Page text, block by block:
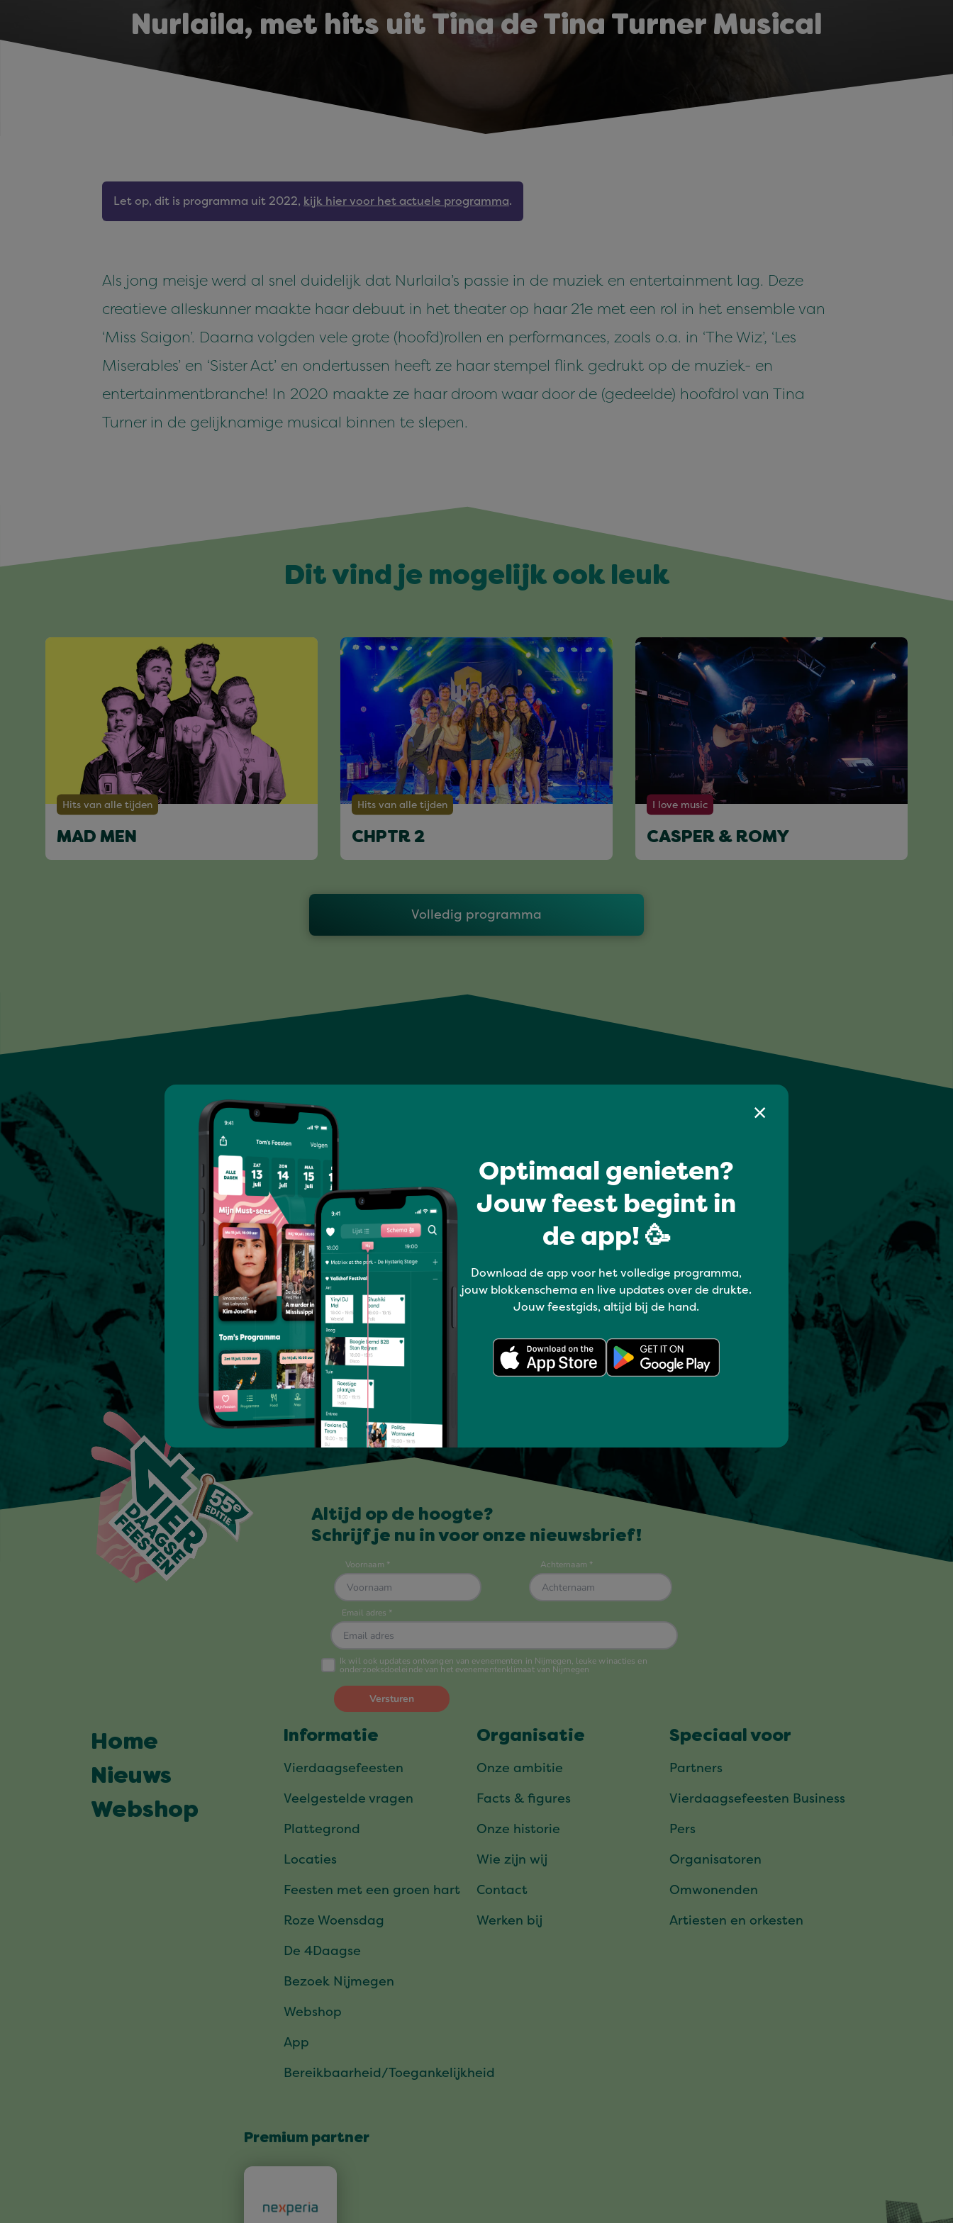
Nurlaila, met hits uit Tina de Tina Turner Musical
Let op, dit is programma uit 2022, kijk hier voor het actuele programma.
Als jong meisje werd al snel duidelijk dat Nurlaila’s passie in de muziek en entertainment lag. Deze
creatieve alleskunner maakte haar debuut in het theater op haar 21e met een rol in het ensemble van
‘Miss Saigon’. Daarna volgden vele grote (hoofd)rollen en performances, zoals o.a. in ‘The Wiz’, ‘Les
Miserables’ en ‘Sister Act’ en ondertussen heeft ze haar stempel flink gedrukt op de muziek- en
entertainmentbranche! In 2020 maakte ze haar droom waar door de (gedeelde) hoofdrol van Tina
Turner in de gelijknamige musical binnen te slepen.
Dit vind je mogelijk ook leuk
Hits van alle tijden
MAD MEN
Hits van alle tijden
CHPTR 2
I love music
CASPER & ROMY
Volledig programma
Optimaal genieten?
Jouw feest begint in
de app! 🥳
Download de app voor het volledige programma,
jouw blokkenschema en live updates over de drukte.
Jouw feestgids, altijd bij de hand.
Altijd op de hoogte?
Schrijf je nu in voor onze nieuwsbrief!
Home
Nieuws
Webshop
Informatie
Vierdaagsefeesten
Veelgestelde vragen
Plattegrond
Locaties
Feesten met een groen hart
Roze Woensdag
De 4Daagse
Bezoek Nijmegen
Webshop
App
Bereikbaarheid/Toegankelijkheid
Organisatie
Onze ambitie
Facts & figures
Onze historie
Wie zijn wij
Contact
Werken bij
Speciaal voor
Partners
Vierdaagsefeesten Business
Pers
Organisatoren
Omwonenden
Artiesten en orkesten
Premium partner